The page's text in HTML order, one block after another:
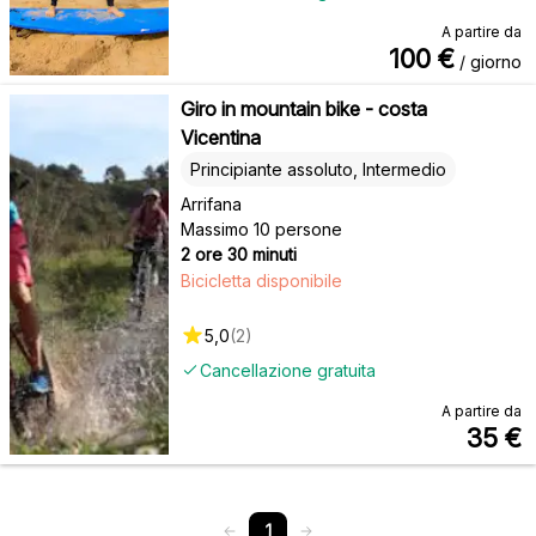
A partire da
100 € / giorno
Giro in mountain bike - costa
Vicentina
Arrifana
Massimo 10 persone
Principiante assoluto, Intermedio
2 ore 30 minuti
Cancellazione gratuita
Bicicletta disponibile
5,0(2)
A partire da
35 €
1